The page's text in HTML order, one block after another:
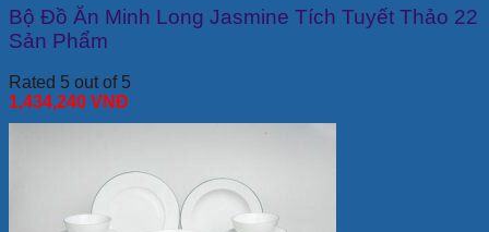
Bộ Đồ Ăn Minh Long Jasmine Tích Tuyết Thảo 22
Sản Phẩm
Rated 5 out of 5
1,434,240 VNĐ